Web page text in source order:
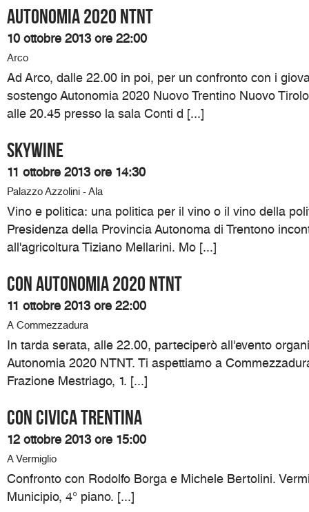
Autonomia 2020 NTNT
10 ottobre 2013 ore 22:00
Arco
Ad Arco, dalle 22.00 in poi, per un confronto con i
sostengo Autonomia 2020 Nuovo Trentino Nuovo
alle 20.45 presso la sala Conti d [...]
SKYWINE
11 ottobre 2013 ore 14:30
Palazzo Azzolini - Ala
Vino e politica: una politica per il vino o il vino della
Presidenza della Provincia Autonoma di Trentono
all'agricoltura Tiziano Mellarini. Mo [...]
Con Autonomia 2020 NTNT
11 ottobre 2013 ore 22:00
A Commezzadura
In tarda serata, alle 22.00, parteciperò all'evento
Autonomia 2020 NTNT. Ti aspettiamo a
Frazione Mestriago, 1. [...]
Con Civica Trentina
12 ottobre 2013 ore 15:00
A Vermiglio
Confronto con Rodolfo Borga e Michele Bertolini.
Municipio, 4° piano. [...]